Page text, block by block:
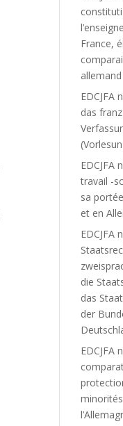
France,
allemand
EDCJFA
das
EDCJFA
travail -
sa
et en
EDCJFA
die
das
der
EDCJFA